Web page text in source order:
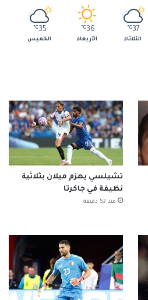
37
℃
الثلاثاء
36
℃
الأربعاء
35
℃
الخميس
تشيلسي يهزم ميلان بثلاثية
نظيفة في جاكرتا
منذ 52 دقيقة